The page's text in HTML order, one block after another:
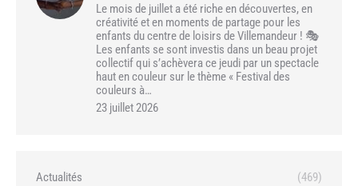
Le mois de juillet a été riche en découvertes, en
créativité et en moments de partage pour les
enfants du centre de loisirs de Villemandeur ! 🎭
Les enfants se sont investis dans un beau projet
collectif qui s’achèvera ce jeudi par un spectacle
haut en couleur sur le thème « Festival des
couleurs à…
23 juillet 2026
Actualités
(469)